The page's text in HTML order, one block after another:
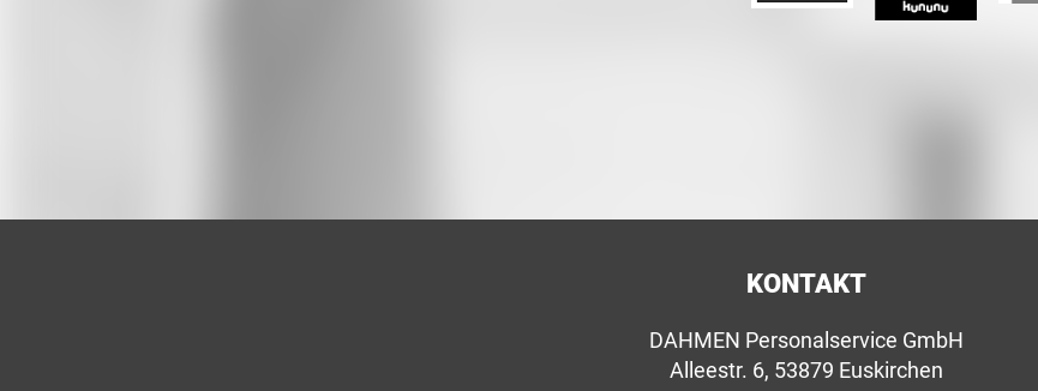
KONTAKT
DAHMEN Personalservice GmbH
Alleestr. 6, 53879 Euskirchen